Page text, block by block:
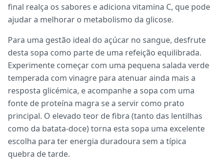
final realça os sabores e adiciona vitamina C, que pode
ajudar a melhorar o metabolismo da glicose.
Para uma gestão ideal do açúcar no sangue, desfrute
desta sopa como parte de uma refeição equilibrada.
Experimente começar com uma pequena salada verde
temperada com vinagre para atenuar ainda mais a
resposta glicémica, e acompanhe a sopa com uma
fonte de proteína magra se a servir como prato
principal. O elevado teor de fibra (tanto das lentilhas
como da batata-doce) torna esta sopa uma excelente
escolha para ter energia duradoura sem a típica
quebra de tarde.